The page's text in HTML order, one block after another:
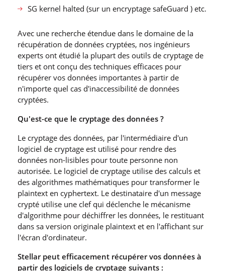
SG kernel halted (sur un encryptage safeGuard ) etc.
Avec une recherche étendue dans le domaine de la
récupération de données cryptées, nos ingénieurs
experts ont étudié la plupart des outils de cryptage de
tiers et ont conçu des techniques efficaces pour
récupérer vos données importantes à partir de
n′importe quel cas d′inaccessibilité de données
cryptées.
Qu′est-ce que le cryptage des données ?
Le cryptage des données, par l′intermédiaire d′un
logiciel de cryptage est utilisé pour rendre des
données non-lisibles pour toute personne non
autorisée. Le logiciel de cryptage utilise des calculs et
des algorithmes mathématiques pour transformer le
plaintext en cyphertext. Le destinataire d′un message
crypté utilise une clef qui déclenche le mécanisme
d′algorithme pour déchiffrer les données, le restituant
dans sa version originale plaintext et en l′affichant sur
l′écran d′ordinateur.
Stellar peut efficacement récupérer vos données à
partir des logiciels de cryptage suivants :